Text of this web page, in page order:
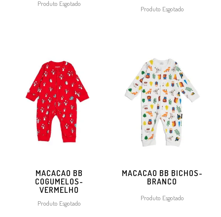
Produto Esgotado
Produto Esgotado
MACACAO BB
COGUMELOS-
VERMELHO
Produto Esgotado
MACACAO BB BICHOS-
BRANCO
Produto Esgotado